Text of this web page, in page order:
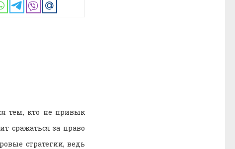
тем, кто не привык
сражаться за право
стратегии, ведь